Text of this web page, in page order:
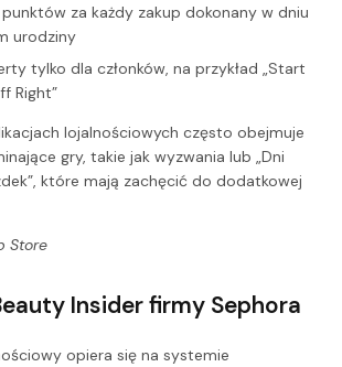
za każdy zakup dokonany w dniu
urodziny
tylko dla członków, na przykład „Start
Right”
lojalnościowych często obejmuje
gry, takie jak wyzwania lub „Dni
które mają zachęcić do dodatkowej
Store
Insider firmy Sephora
opiera się na systemie